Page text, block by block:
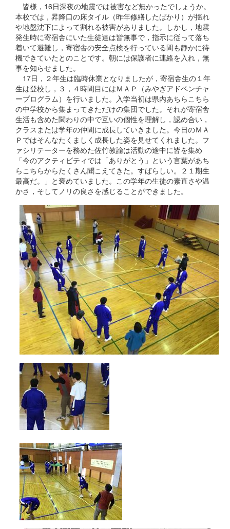
皆様，16日深夜の地震では被害など無かったでしょうか。
本校では，昇降口の床タイル（昨年修繕したばかり）が揺れ
や地盤沈下によって割れる被害がありました。しかし，地震
発生時に寄宿舎にいた生徒達は皆無事で，指示に従って落ち
着いて避難し，寄宿舎の安全点検を行っている間も静かに待
機できていたとのことです。朝には保護者に連絡を入れ，無
事を知らせました。
17日，２年生は臨時休業となりましたが，寄宿舎生の１年
生は登校し，３，４時間目にはＭＡＰ（みやぎアドベンチャ
ープログラム）を行いました。入学当初は県内あちらこちら
の中学校から集まってきただけの集団でした。それが寄宿舎
生活も含めた関わりの中で互いの個性を理解し，認め合い，
クラスまたは学年の仲間に成長していきました。今日のＭＡ
Ｐではそんなたくましく成長した姿を見せてくれました。フ
ァシリテーターを務めた佐竹教諭は活動の途中に皆を集め
「今のアクティビティでは「ありがとう」という言葉があち
らこちらからたくさん聞こえてきた。すばらしい。２１期生
最高だ。」と褒めていました。この学年の生徒の素直さや温
かさ，そしてノリの良さを感じることができました。